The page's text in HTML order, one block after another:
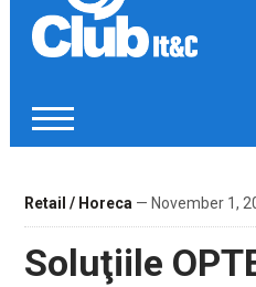
Retail / Horeca— November 1,
Soluţiile